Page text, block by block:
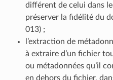
différent de celui dans
préserver la fidélité du
013) ;
l’extraction de
à extraire d’un fichier
ou métadonnées qu’il
en dehors du fichier,